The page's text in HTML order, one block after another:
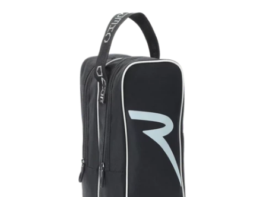
Marken
Golfschläger
Bekleidung
Handschuhe